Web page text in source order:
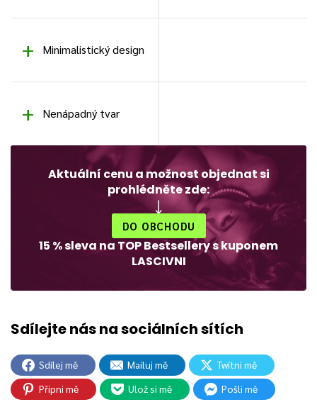
Minimalistický design
Nenápadný tvar
Aktuální cenu a možnost objednat si
prohlédněte zde:
DO OBCHODU
15 % sleva na TOP Bestsellery s kuponem
LASCIVNI
Sdílej mě Mailuj mě
Twítni mě
Připni mě
Ulož si mě Pošli mě